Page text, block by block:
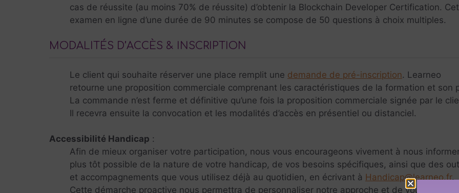
cas de réussite (au moins 70% de réussite) d’obtenir la Blockchain Developer Certification. Cet
examen en ligne d’une durée de 90 minutes se compose de 50 questions à choix multiples.
MODALITÉS D’ACCÈS & INSCRIPTION
Le client qui souhaite réserver une place remplit une demande de pré-inscription. Learneo
retourne une proposition commerciale comprenant les caractéristiques de la formation et son
La commande n’est ferme et définitive qu’une fois la proposition commerciale signée par le
Il recevra ensuite la convocation et les modalités d’accès en présentiel ou distanciel.
Accessibilité Handicap :
Afin de mieux organiser votre participation, nous vous encourageons vivement à nous
plus tôt possible de la nature de votre handicap, de vos besoins spécifiques, ainsi que des
et accompagnements que vous utilisez déjà au quotidien, en écrivant à Handicap@learneo.fr.
Cette démarche proactive nous permettra de personnaliser notre approche et de vous offrir un